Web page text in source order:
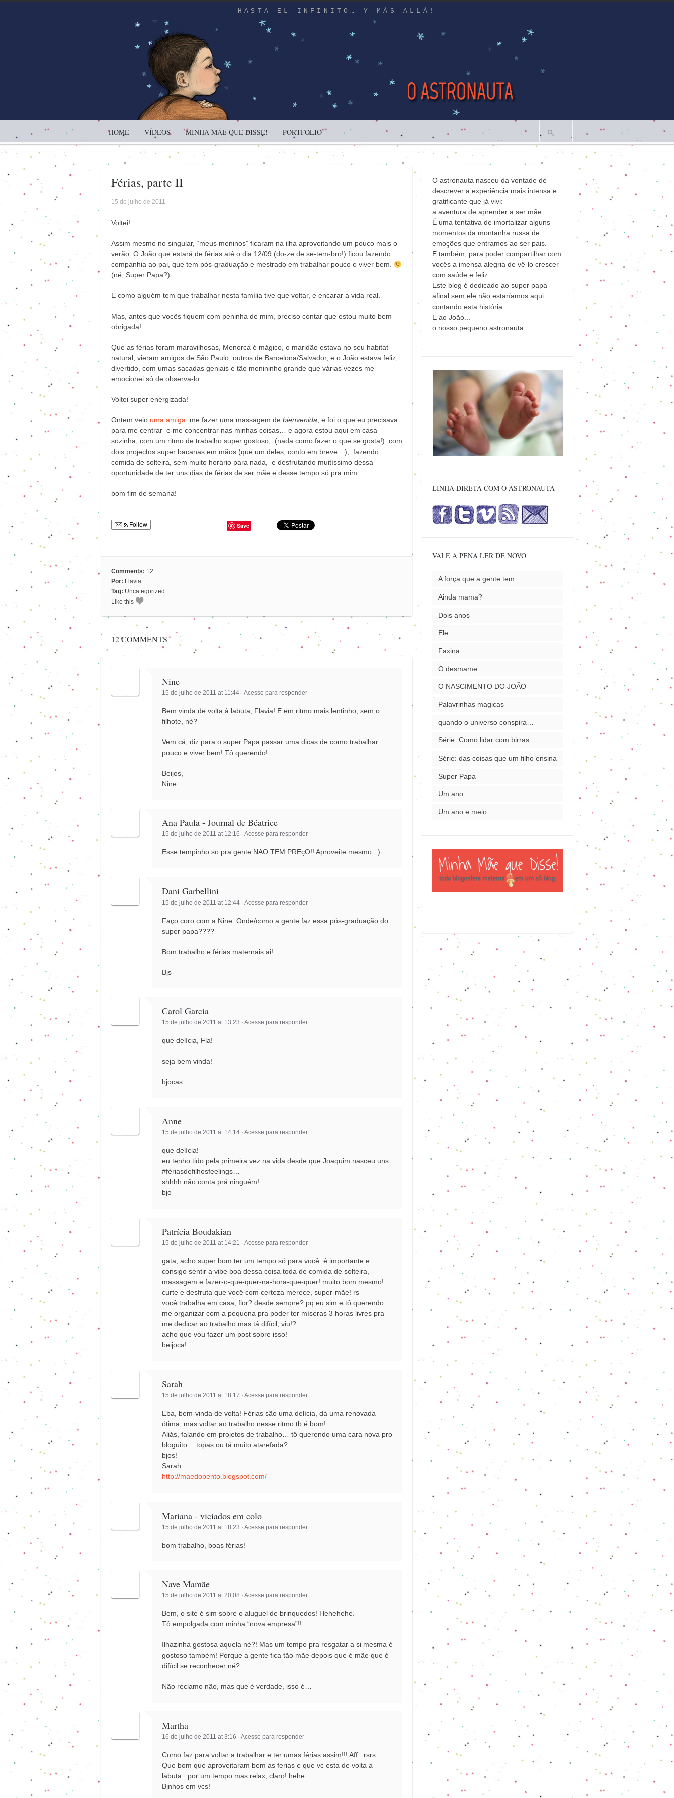
HASTA EL INFINITO… Y MÁS ALLÁ!
HOME VÍDEOS MINHA MÃE QUE DISSE! PORTFOLIO
Férias, parte II
15 de julho de 2011
Voltei!
Assim mesmo no singular, “meus meninos” ficaram na ilha aproveitando um pouco mais o
verão. O João que estará de férias até o dia 12/09 (do-ze de se-tem-bro!) ficou fazendo
companhia ao pai, que tem pós-graduação e mestrado em trabalhar pouco e viver bem.
(né, Super Papa?).
E como alguém tem que trabalhar nesta família tive que voltar, e encarar a vida real.
Mas, antes que vocês fiquem com peninha de mim, preciso contar que estou muito bem
obrigada!
Que as férias foram maravilhosas, Menorca é mágico, o maridão estava no seu habitat
natural, vieram amigos de São Paulo, outros de Barcelona/Salvador, e o João estava feliz,
divertido, com umas sacadas geniais e tão menininho grande que várias vezes me
emocionei só de observa-lo.
Voltei super energizada!
Ontem veio uma amiga me fazer uma massagem de bienvenida, e foi o que eu precisava
para me centrar e me concentrar nas minhas coisas… e agora estou aqui em casa
sozinha, com um ritmo de trabalho super gostoso, (nada como fazer o que se gosta!) com
dois projectos super bacanas em mãos (que um deles, conto em breve…), fazendo
comida de solteira, sem muito horario para nada, e desfrutando muitíssimo dessa
oportunidade de ter uns dias de férias de ser mãe e desse tempo só pra mim.
bom fim de semana!
Follow Save
Comments: 12
Por: Flavia
Tag: Uncategorized
Like this
12 COMMENTS
Nine
15 de julho de 2011 at 11:44 ·Acesse para responder
Bem vinda de volta à labuta, Flavia! E em ritmo mais lentinho, sem o
filhote, né?
Vem cá, diz para o super Papa passar uma dicas de como trabalhar
pouco e viver bem! Tô querendo!
Beijos,
Nine
Ana Paula - Journal de Béatrice
15 de julho de 2011 at 12:16 ·Acesse para responder
Esse tempinho so pra gente NAO TEM PREçO!! Aproveite mesmo : )
Dani Garbellini
15 de julho de 2011 at 12:44 ·Acesse para responder
Faço coro com a Nine. Onde/como a gente faz essa pós-graduação do
super papa????
Bom trabalho e férias maternais ai!
Bjs
Carol Garcia
15 de julho de 2011 at 13:23 ·Acesse para responder
que delícia, Fla!
seja bem vinda!
bjocas
Anne
15 de julho de 2011 at 14:14 ·Acesse para responder
que delícia!
eu tenho tido pela primeira vez na vida desde que Joaquim nasceu uns
#fériasdefilhosfeelings…
shhhh não conta prá ninguém!
bjo
Patrícia Boudakian
15 de julho de 2011 at 14:21 ·Acesse para responder
gata, acho super bom ter um tempo só para você. é importante e
consigo sentir a vibe boa dessa coisa toda de comida de solteira,
massagem e fazer-o-que-quer-na-hora-que-quer! muito bom mesmo!
curte e desfruta que você com certeza merece, super-mãe! rs
você trabalha em casa, flor? desde sempre? pq eu sim e tô querendo
me organizar com a pequena pra poder ter míseras 3 horas livres pra
me dedicar ao trabalho mas tá difícil, viu!?
acho que vou fazer um post sobre isso!
beijoca!
Sarah
15 de julho de 2011 at 18:17 ·Acesse para responder
Eba, bem-vinda de volta! Férias são uma delícia, dá uma renovada
ótima, mas voltar ao trabalho nesse ritmo tb é bom!
Aliás, falando em projetos de trabalho… tô querendo uma cara nova pro
bloguito… topas ou tá muito atarefada?
bjos!
Sarah
http://maedobento.blogspot.com/
Mariana - viciados em colo
15 de julho de 2011 at 18:23 ·Acesse para responder
bom trabalho, boas férias!
Nave Mamãe
15 de julho de 2011 at 20:08 ·Acesse para responder
Bem, o site é sim sobre o aluguel de brinquedos! Hehehehe.
Tô empolgada com minha “nova empresa”!!
Ilhazinha gostosa aquela né?! Mas um tempo pra resgatar a si mesma é
gostoso também! Porque a gente fica tão mãe depois que é mãe que é
difícil se reconhecer né?
Não reclamo não, mas que é verdade, isso é…
Martha
16 de julho de 2011 at 3:16 ·Acesse para responder
Como faz para voltar a trabalhar e ter umas férias assim!!! Aff.. rsrs
Que bom que aproveitaram bem as ferias e que vc esta de volta a
labuta.. por um tempo mas relax, claro! hehe
Bjnhos em vcs!
O astronauta nasceu da vontade de
descrever a experiência mais intensa e
gratificante que já vivi:
a aventura de aprender a ser mãe.
É uma tentativa de imortalizar alguns
momentos da montanha russa de
emoções que entramos ao ser pais.
E também, para poder compartilhar com
vocês a imensa alegria de vê-lo crescer
com saúde e feliz.
Este blog é dedicado ao super papa
afinal sem ele não estaríamos aqui
contando esta história.
E ao João...
o nosso pequeno astronauta.
LINHA DIRETA COM O ASTRONAUTA
VALE A PENA LER DE NOVO
A força que a gente tem
Ainda mama?
Dois anos
Ele
Faxina
O desmame
O NASCIMENTO DO JOÃO
Palavrinhas magicas
quando o universo conspira…
Série: Como lidar com birras
Série: das coisas que um filho ensina
Super Papa
Um ano
Um ano e meio